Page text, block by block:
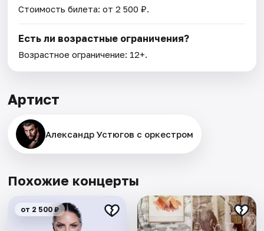
Стоимость билета: от 2 500 ₽.
Есть ли возрастные ограничения?
Возрастное ограничение: 12+.
Артист
Александр Устюгов с оркестром
Похожие концерты
от 2 500 ₽